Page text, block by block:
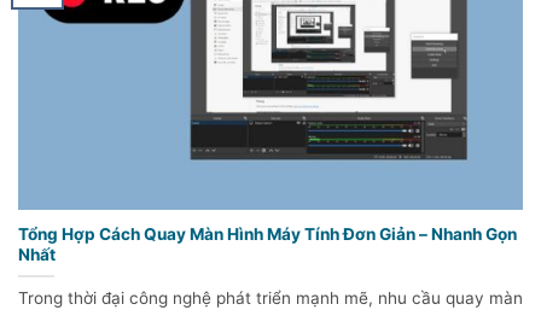
Tổng Hợp Cách Quay Màn Hình Máy Tính Đơn Giản – Nhanh Gọn
Nhất
Trong thời đại công nghệ phát triển mạnh mẽ, nhu cầu quay màn